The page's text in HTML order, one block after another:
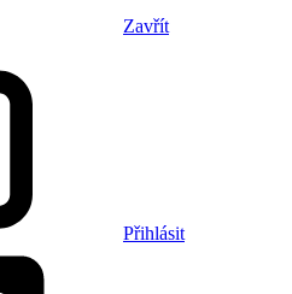
Zavřít
Přihlásit